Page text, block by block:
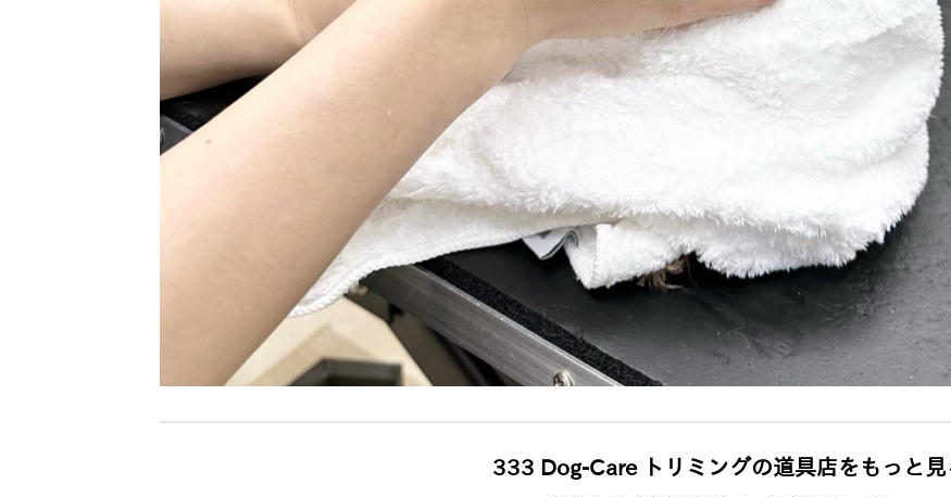
333 Dog-Care トリミングの道具店をもっと見